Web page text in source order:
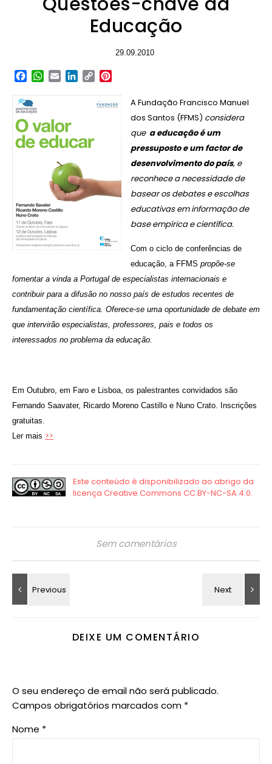
Educação
29.09.2010
Facebook
WhatsApp
EmailLinkedIn
Copy
A Fundação Francisco Manuel
dos Santos (FFMS) considera
que a educação é um
pressuposto e um factor de
desenvolvimento do país, e
reconhece a necessidade de
basear os debates e escolhas
educativas em informação de
base empírica e científica.
Com o ciclo de conferências de
educação, a FFMS propõe-se
fomentar a vinda a Portugal de especialistas internacionais e
contribuir para a difusão no nosso país de estudos recentes de
fundamentação científica. Oferece-se uma oportunidade de debate em
que intervirão especialistas, professores, pais e todos os
interessados no problema da educação.
Em Outubro, em Faro e Lisboa, os palestrantes convidados são
Fernando Saavater, Ricardo Moreno Castillo e Nuno Crato. Inscrições
gratuitas.
Ler mais >>
Sem comentários
DEIXE UM COMENTÁRIO
O seu endereço de email não será publicado.
Campos obrigatórios marcados com *
Nome *